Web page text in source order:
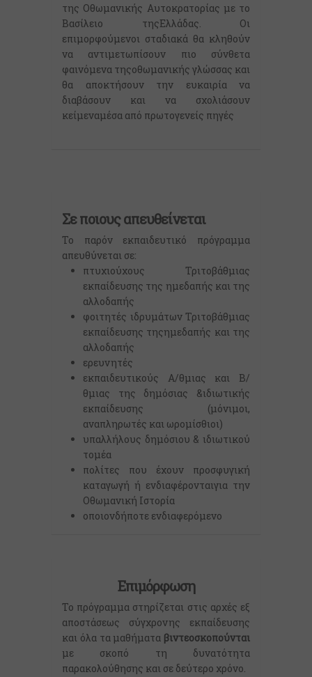
της Οθωμανικής Αυτοκρατορίας με το
Βασίλειο τηςΕλλάδας. Οι
επιμορφούμενοι σταδιακά θα κληθούν
να αντιμετωπίσουν πιο σύνθετα
φαινόμενα τηςοθωμανικής γλώσσας και
θα αποκτήσουν την ευκαιρία να
διαβάσουν και να σχολιάσουν
κείμεναμέσα από πρωτογενείς πηγές
Σε ποιους απευθείνεται
Το παρόν εκπαιδευτικό πρόγραμμα
απευθύνεται σε:
πτυχιούχους Τριτοβάθμιας
εκπαίδευσης της ημεδαπής και της
αλλοδαπής
φοιτητές ιδρυμάτων Τριτοβάθμιας
εκπαίδευσης τηςημεδαπής και της
αλλοδαπής
ερευνητές
εκπαιδευτικούς Α/θμιας και Β/
θμιας της δημόσιας &ιδιωτικής
εκπαίδευσης (μόνιμοι,
αναπληρωτές και ωρομίσθιοι)
υπαλλήλους δημόσιου & ιδιωτικού
τομέα
πολίτες που έχουν προσφυγική
καταγωγή ή ενδιαφέρονταιγια την
Οθωμανική Ιστορία
οποιονδήποτε ενδιαφερόμενο
Επιμόρφωση
Το πρόγραμμα στηρίζεται στις αρχές εξ
αποστάσεως σύγχρονης εκπαίδευσης
και όλα τα μαθήματα βιντεοσκοπούνται
με σκοπό τη δυνατότητα
παρακολούθησης και σε δεύτερο χρόνο.